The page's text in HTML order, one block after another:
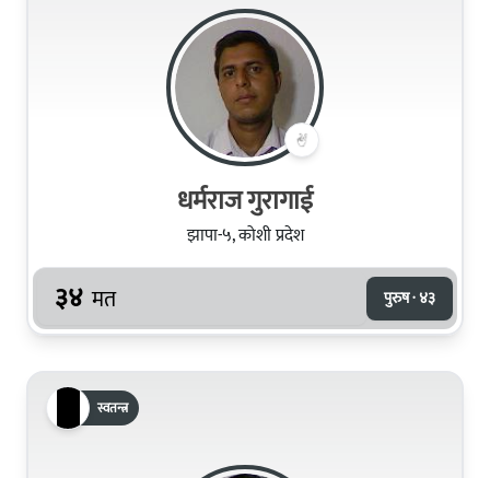
धर्मराज गुरागाई
झापा-५, कोशी प्रदेश
३४ मत पुरुष · ४३
स्वतन्त्र